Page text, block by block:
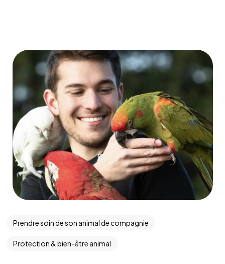
Prendre soin de son animal de compagnie
Protection & bien-être animal